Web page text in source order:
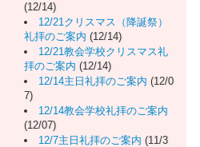
(12/14)
12/21クリスマス（降誕祭）
礼拝のご案内 (12/14)
12/21教会学校クリスマス礼
拝のご案内 (12/14)
12/14主日礼拝のご案内 (12/0
7)
12/14教会学校礼拝のご案内
(12/07)
12/7主日礼拝のご案内 (11/3